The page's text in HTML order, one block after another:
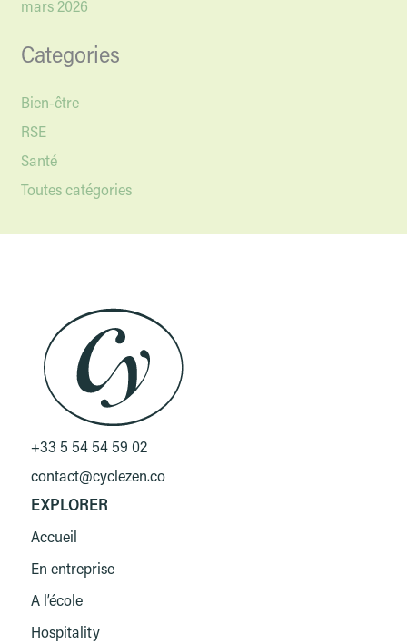
mars 2026
Categories
Bien-être
RSE
Santé
Toutes catégories
+33 5 54 54 59 02
contact@cyclezen.co
EXPLORER
Accueil
En entreprise
A l’école
Hospitality